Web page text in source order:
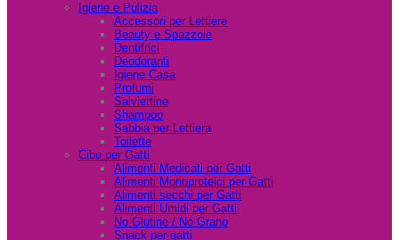
Igiene e Pulizia
Accessori per Lettiere
Beauty e Spazzole
Dentifrici
Deodoranti
Igiene Casa
Profumi
Salviettine
Shampoo
Sabbia per Lettiera
Toilette
Cibo per Gatti
Alimenti Medicati per Gatti
Alimenti Monoproteici per Gatti
Alimenti secchi per Gatti
Alimenti Umidi per Gatti
No Glutine / No Grano
Snack per gatti